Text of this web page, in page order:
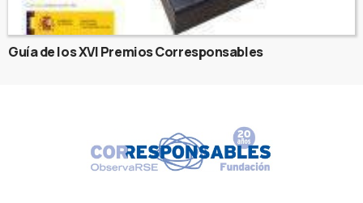
Guía de los XVI Premios Corresponsables